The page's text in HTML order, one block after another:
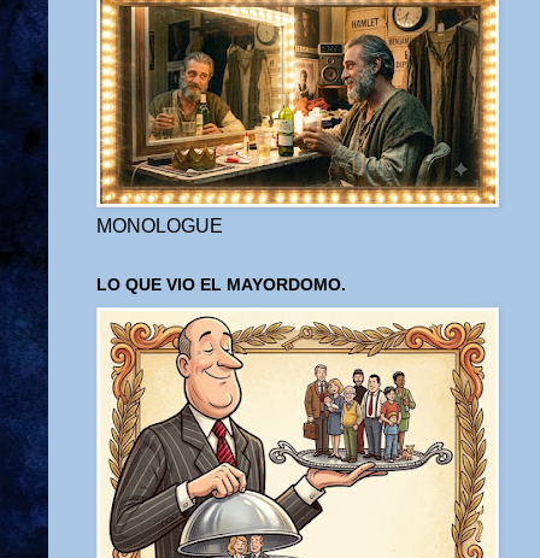
MONOLOGUE
LO QUE VIO EL MAYORDOMO.